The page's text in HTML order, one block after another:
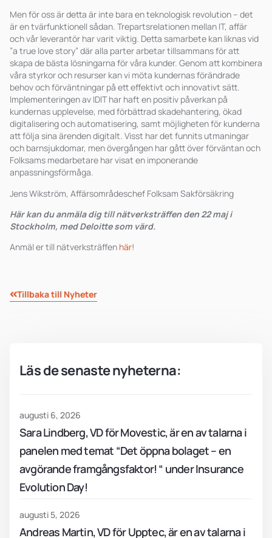
Men för oss är detta är inte bara en teknologisk revolution – det
är en tvärfunktionell sådan. Trepartsrelationen mellan IT, affär
och vår leverantör har varit viktig. Detta samarbete kan liknas vid
”a true love story” där alla parter arbetar tillsammans för att
skapa de bästa lösningarna för våra kunder. Genom att kombinera
våra styrkor och resurser kan vi möta kundernas förändrade
behov och förväntningar på ett effektivt och innovativt sätt.
Implementeringen av IDIT har haft en positiv påverkan på
kundernas upplevelse, med förbättrad skadehantering, ökad
digitalisering och automatisering, samt möjligheten för kunderna
att följa sina ärenden digitalt. Visst har det funnits utmaningar
och barnsjukdomar, men övergången har gått över förväntan och
Folksams medarbetare har visat en imponerande
anpassningsförmåga.
Jens Wikström, Affärsområdeschef Folksam Sakförsäkring
Här kan du anmäla dig till nätverksträffen den 22 maj i
Stockholm, med Deloitte som värd.
Anmäl er till nätverksträffen här!
Tillbaka till Nyheter
Läs de senaste nyheterna:
Sara Lindberg, VD för Movestic, är en av talarna i
panelen med temat “Det öppna bolaget – en
avgörande framgångsfaktor! “ under Insurance
Evolution Day!
augusti 6, 2026
Andreas Martin, VD för Upptec, är en av talarna i
augusti 5, 2026